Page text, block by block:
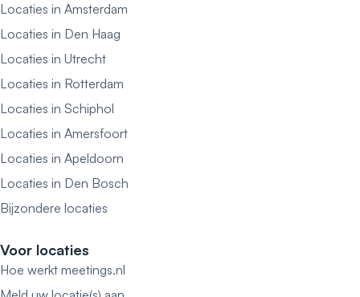
Locaties in Amsterdam
Locaties in Den Haag
Locaties in Utrecht
Locaties in Rotterdam
Locaties in Schiphol
Locaties in Amersfoort
Locaties in Apeldoorn
Locaties in Den Bosch
Bijzondere locaties
Voor locaties
Hoe werkt meetings.nl